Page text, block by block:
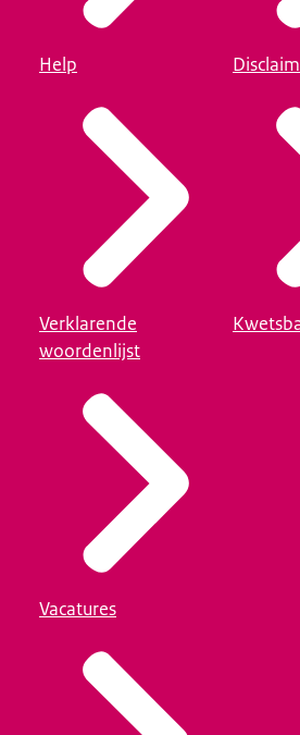
Help
Verklarende
woordenlijst
Vacatures